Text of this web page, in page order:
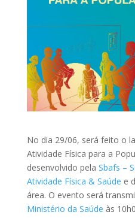
No dia 29/06, será feito o
Atividade Física para a
desenvolvido pela Sbafs –
Atividade Física & Saúde e
área. O evento será
Ministério da Saúde às